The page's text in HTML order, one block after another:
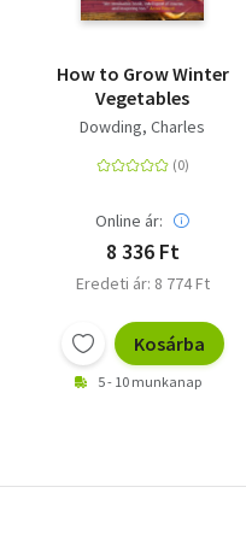
How to Grow Winter
Vegetables
Dowding, Charles
Online ár:
8 336 Ft
Eredeti ár: 8 774 Ft
Kosárba
5 - 10 munkanap